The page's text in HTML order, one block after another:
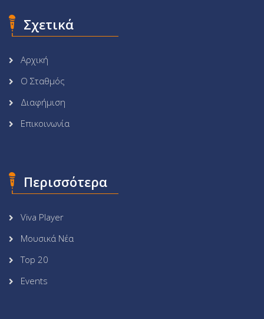
Σχετικά
Αρχική
Ο Σταθμός
Διαφήμιση
Επικοινωνία
Περισσότερα
Viva Player
Μουσικά Νέα
Top 20
Events